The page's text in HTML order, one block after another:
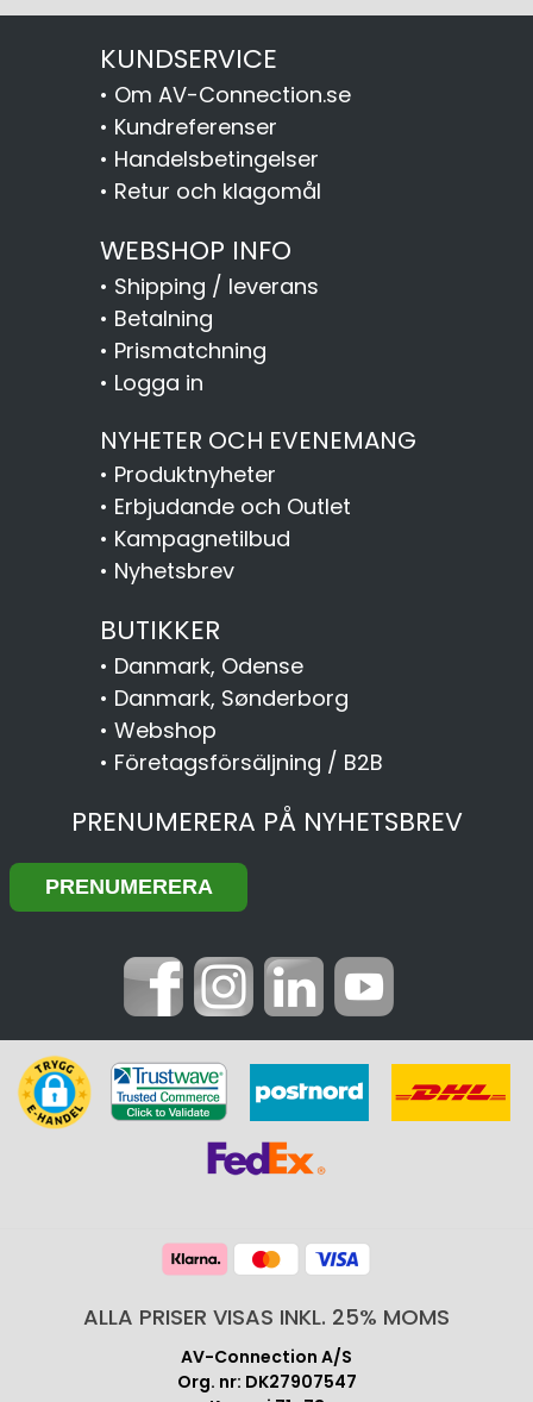
KUNDSERVICE
• Om AV-Connection.se
• Kundreferenser
• Handelsbetingelser
• Retur och klagomål
WEBSHOP INFO
• Shipping / leverans
• Betalning
• Prismatchning
• Logga in
NYHETER OCH EVENEMANG
• Produktnyheter
• Erbjudande och Outlet
• Kampagnetilbud
• Nyhetsbrev
BUTIKKER
• Danmark, Odense
• Danmark, Sønderborg
• Webshop
• Företagsförsäljning / B2B
PRENUMERERA PÅ NYHETSBREV
ALLA PRISER VISAS INKL. 25% MOMS
AV-Connection A/S
Org. nr: DK27907547